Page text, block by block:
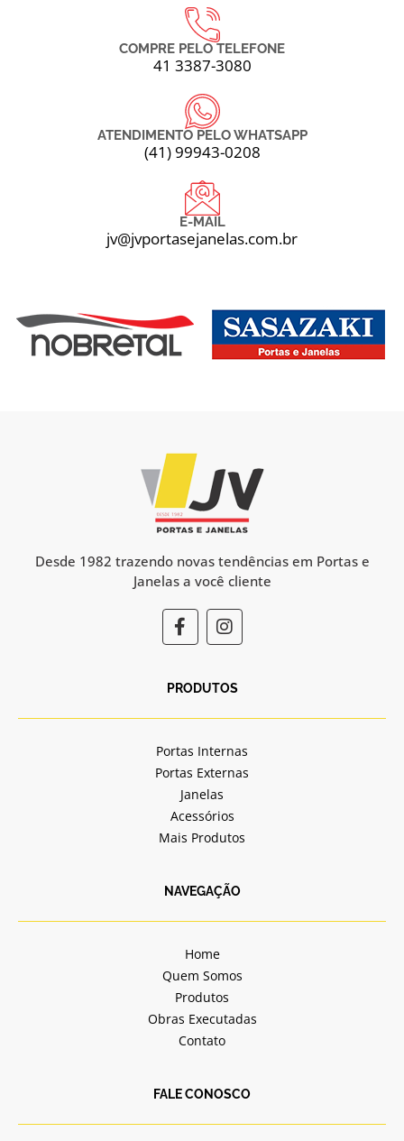
COMPRE PELO TELEFONE
41 3387-3080
ATENDIMENTO PELO WHATSAPP
(41) 99943-0208
E-MAIL
jv@jvportasejanelas.com.br
Desde 1982 trazendo novas tendências em Portas e
Janelas a você cliente
F
a
c
b
o
k
-
f
I
n
s
a
r
a
m
PRODUTOS
Portas Internas
Portas Externas
Janelas
Acessórios
Mais Produtos
NAVEGAÇÃO
Home
Quem Somos
Produtos
Obras Executadas
Contato
FALE CONOSCO